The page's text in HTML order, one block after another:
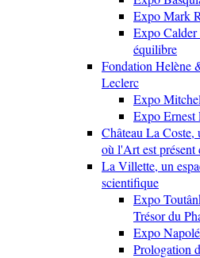
Expo Mark
Expo Calder
équilibre
Fondation Helène
Leclerc
Expo
Expo Ernest
Château La Coste,
où l'Art est présent
La Villette, un
scientifique
Expo
Trésor du
Expo
Prologation